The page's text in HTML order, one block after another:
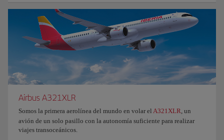
Airbus A321XLR
Somos la primera aerolínea del mundo en volar el A321XLR , un
avión de un solo pasillo con la autonomía suficiente para realizar
viajes transoceánicos.